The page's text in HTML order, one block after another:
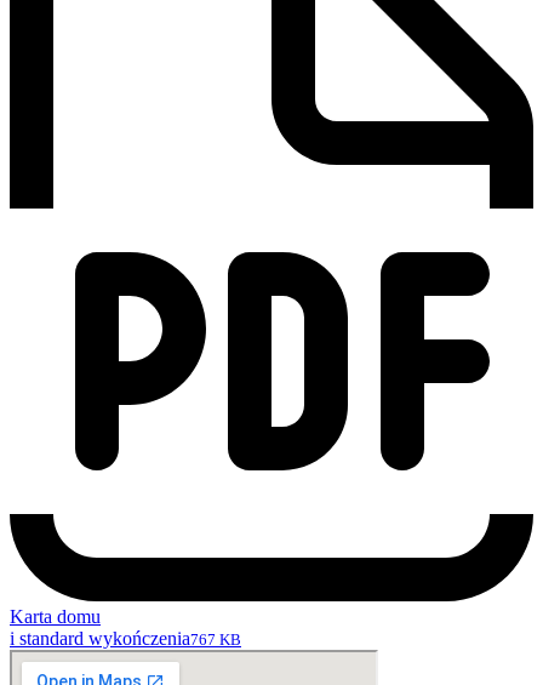
Karta domu
i standard wykończenia767 KB